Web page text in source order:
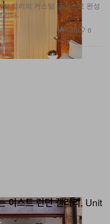
컬러의 커스텀 글라스로 완성
인다.
1.3K 0
이스트 런던 갤러리, Unit